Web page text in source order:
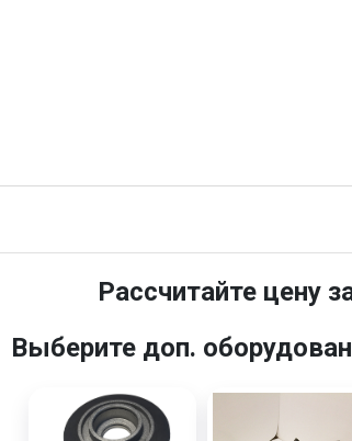
Рассчитайте цену
Выберите доп.